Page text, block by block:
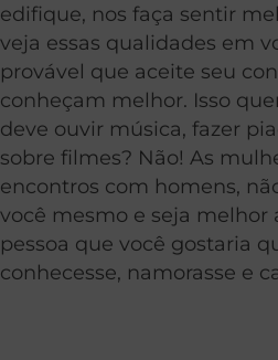
edifique, nos faça sentir
veja essas qualidades em
provável que aceite seu
conheçam melhor. Isso
deve ouvir música, fazer
sobre filmes? Não! As
encontros com homens,
você mesmo e seja melhor
pessoa que você gostaria
conhecesse, namorasse e